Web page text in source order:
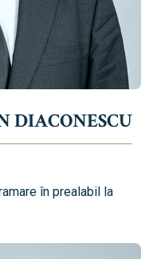
DIACONESCU
în prealabil la